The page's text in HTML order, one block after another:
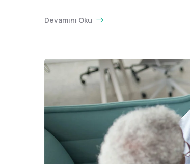
Devamını Oku